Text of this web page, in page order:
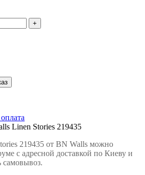
Linen Stories 219435
219435 от BN Walls можно
с адресной доставкой по Киеву и